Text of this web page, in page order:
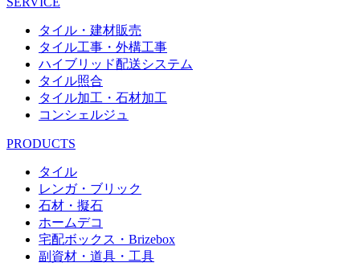
タイル・建材販売
タイル工事・外構工事
ハイブリッド配送システム
タイル照合
タイル加工・石材加工
コンシェルジュ
PRODUCTS
タイル
レンガ・ブリック
石材・擬石
ホームデコ
宅配ボックス・Brizebox
副資材・道具・工具